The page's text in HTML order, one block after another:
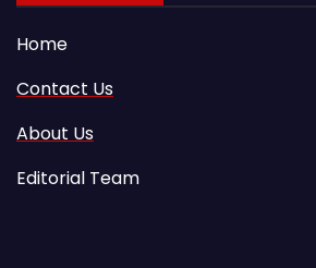
Home
Contact Us
About Us
Editorial Team